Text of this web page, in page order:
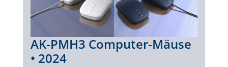
AK-PMH3 Computer-Mäuse
• 2024